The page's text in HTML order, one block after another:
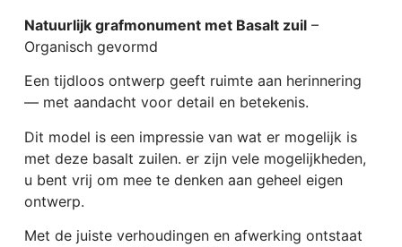
Natuurlijk grafmonument met Basalt zuil–
Organisch gevormd
Een tijdloos ontwerp geeft ruimte aan herinnering
— met aandacht voor detail en betekenis.
Dit model is een impressie van wat er mogelijk is
met deze basalt zuilen. er zijn vele mogelijkheden,
u bent vrij om mee te denken aan geheel eigen
ontwerp.
Met de juiste verhoudingen en afwerking ontstaat